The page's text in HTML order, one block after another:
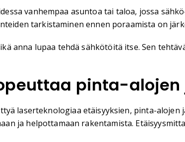
vanhempaa asuntoa tai taloa, jossa
tarkistaminen ennen poraamista on
anna lupaa tehdä sähkötöitä itse. Sen
pinta-
laserteknologiaa etäisyyksien, pinta-
ja helpottamaan rakentamista.